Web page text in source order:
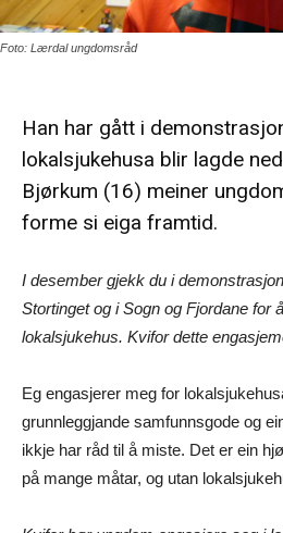
Foto: Lærdal ungdomsråd
Han har gått i
lokalsjukehusa blir lagde
Bjørkum (16) meiner
forme si eiga framtid.
I desember gjekk du i
Stortinget og i Sogn og Fjordane for
lokalsjukehus. Kvifor dette
Eg engasjerer meg for
grunnleggjande samfunnsgode og
ikkje har råd til å miste. Det er ein
på mange måtar, og utan